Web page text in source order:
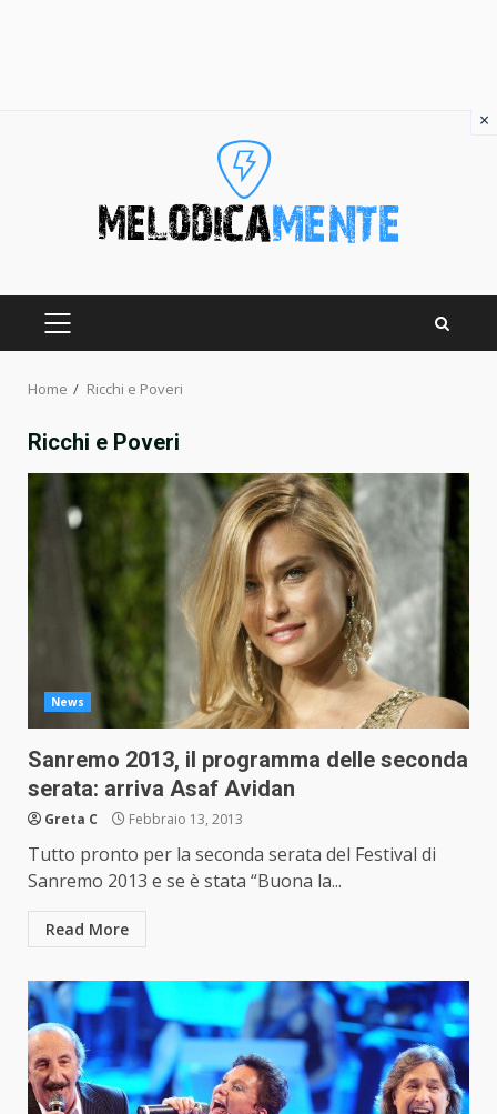
PRIMARY
Home Ricchi e Poveri
Ricchi e Poveri
News
Sanremo 2013, il programma delle seconda
serata: arriva Asaf Avidan
Greta C Febbraio 13, 2013
Tutto pronto per la seconda serata del Festival di
Sanremo 2013 e se è stata “Buona la...
Read More
×